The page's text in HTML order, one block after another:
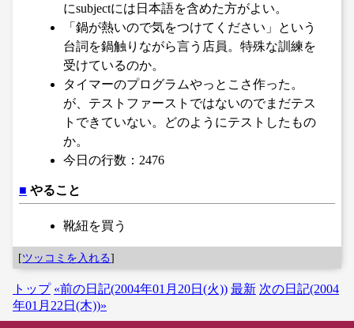
にsubjectには日本語を含めた方がよい。
「鍋が熱いので気をつけてください」という
台詞を鍋触りながら言う店員。特殊な訓練を
受けているのか。
タイマーのプログラムやっとこさ作った。
が、テストファーストではないのでまだテス
トできていない。どのようにテストしたもの
か。
今日の行数：2476
■ やること
靴紐を買う
[ツッコミを入れる]
トップ «前の日記(2004年01月20日(火)) 最新 次の日記(2004
年01月22日(木))»